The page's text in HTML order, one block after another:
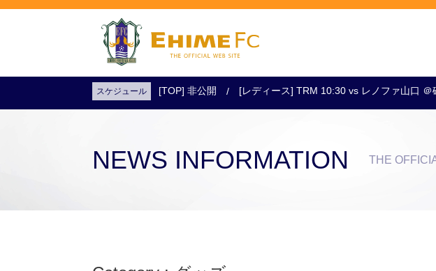
試合日程・結果 アクセス クラブ・会社情報
スケジュール [TOP] 非公開 [レディース] TRM 10:30 vs レノファ山口 ＠
NEWS INFORMATION THE